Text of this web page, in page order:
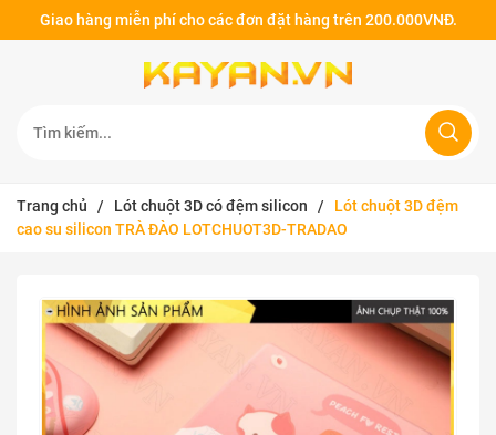
Giao hàng miễn phí cho các đơn đặt hàng trên 200.000VNĐ.
Trang chủ / Lót chuột 3D có đệm silicon /
Lót chuột 3D đệm
cao su silicon TRÀ ĐÀO LOTCHUOT3D-TRADAO